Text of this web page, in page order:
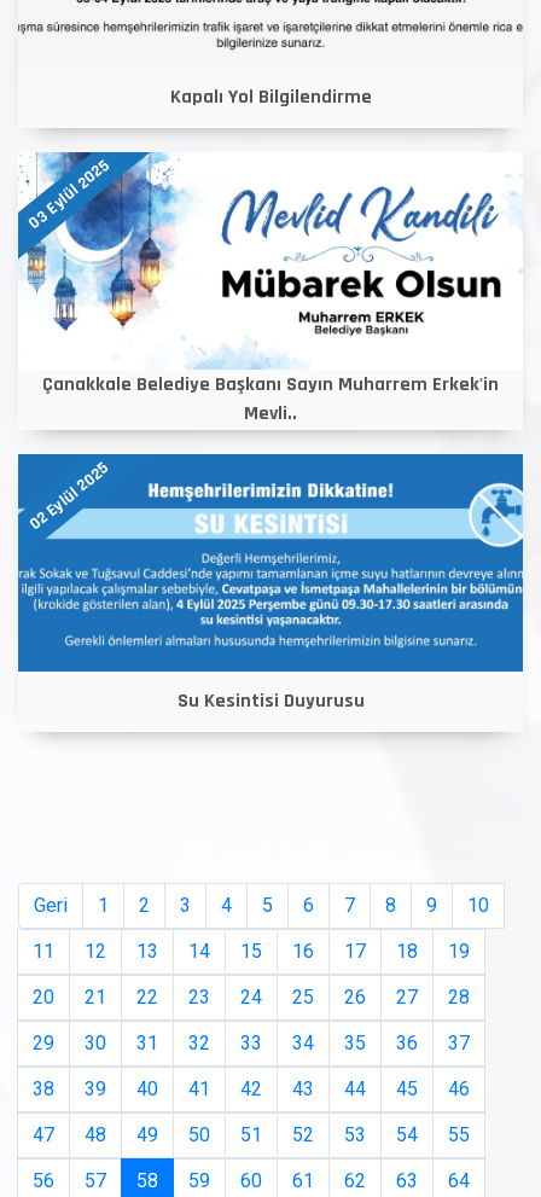
Kapalı Yol Bilgilendirme
03 Eylül 2025
Çanakkale Belediye Başkanı Sayın Muharrem Erkek'in
Mevli..
02 Eylül 2025
Su Kesintisi Duyurusu
Geri 1 2 3 4 5 6 7 8 9
10
11
12 13 14 15 16 17 18
19
20
21 22 23 24 25 26 27
28
29
30 31 32 33 34 35 36
37
38
39 40 41 42 43 44 45
46
47
48 49 50 51 52 53 54
55
56
57 58 (current)
59 60 61 62 63
64